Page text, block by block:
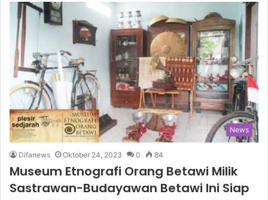
News
Difanews Oktober 24, 2023 0 84
Museum Etnografi Orang Betawi Milik
Sastrawan-Budayawan Betawi Ini Siap